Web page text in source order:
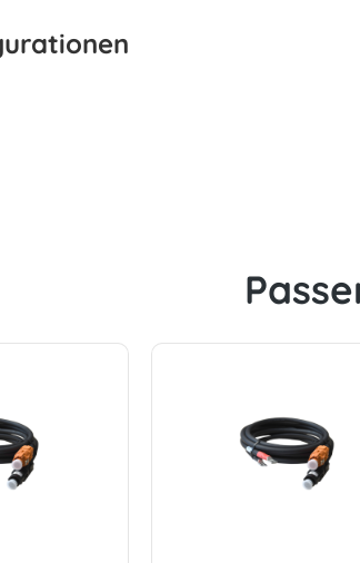
48V - 50 mm2 - M8-